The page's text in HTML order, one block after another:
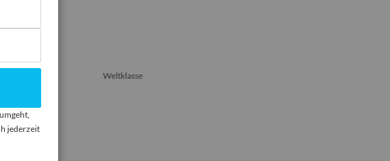
Weltklasse
jederzeit